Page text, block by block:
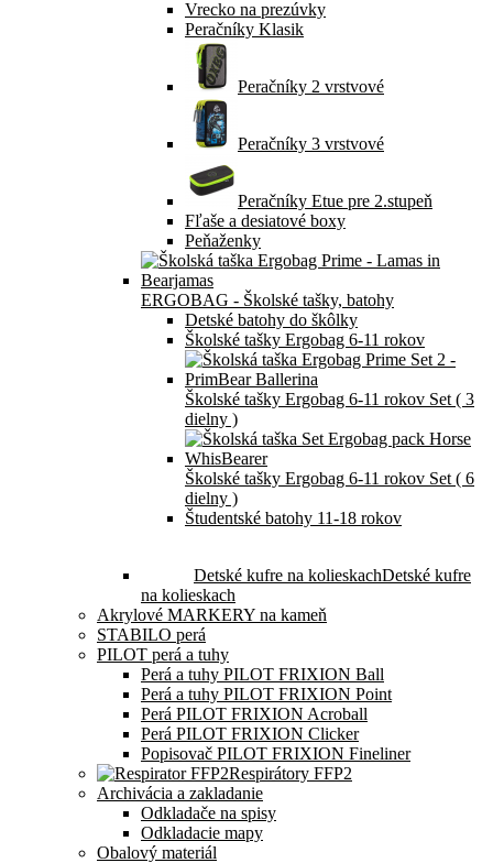
Vrecko na prezúvky
Peračníky Klasik
Peračníky 2 vrstvové
Peračníky 3 vrstvové
Peračníky Etue pre 2.stupeň
Fľaše a desiatové boxy
Peňaženky
ERGOBAG - Školské tašky, batohy
Detské batohy do škôlky
Školské tašky Ergobag 6-11 rokov
Školské tašky Ergobag 6-11 rokov Set ( 3
dielny )
Školské tašky Ergobag 6-11 rokov Set ( 6
dielny )
Študentské batohy 11-18 rokov
Detské kufre na kolieskachDetské kufre
na kolieskach
Akrylové MARKERY na kameň
STABILO perá
PILOT perá a tuhy
Perá a tuhy PILOT FRIXION Ball
Perá a tuhy PILOT FRIXION Point
Perá PILOT FRIXION Acroball
Perá PILOT FRIXION Clicker
Popisovač PILOT FRIXION Fineliner
Respirátory FFP2
Archivácia a zakladanie
Odkladače na spisy
Odkladacie mapy
Obalový materiál